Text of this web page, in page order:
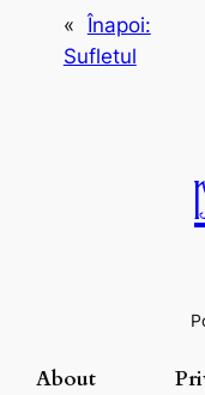
« Înapoi:
Sufletul
About